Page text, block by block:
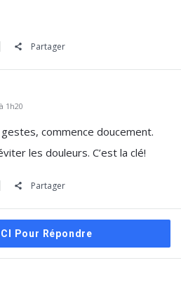
Partager
1h20
commence doucement.
les douleurs. C’est la clé!
Partager
Pour Répondre